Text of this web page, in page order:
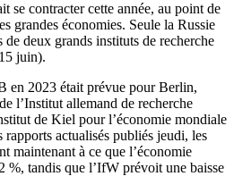
se contracter cette année, au point de
grandes économies. Seule la Russie
deux grands instituts de recherche
juin).
en 2023 était prévue pour Berlin,
l’Institut allemand de recherche
de Kiel pour l’économie mondiale
actualisés publiés jeudi, les
maintenant à ce que l’économie
%, tandis que l’IfW prévoit une baisse